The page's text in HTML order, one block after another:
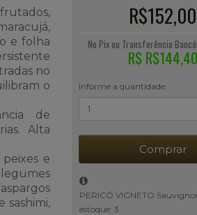
e folha
no
o
de
Alta
e
sashimi,
R$152,00
No Pix ou Transferência
R$ R$144,40
Informe a quantidade:
Comprar
PERICÓ VIGNETO
estoque: 3